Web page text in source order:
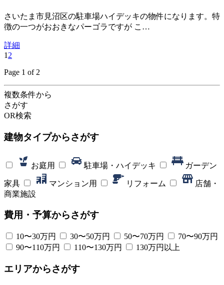
さいたま市見沼区の駐車場ハイデッキの物件になります。特
徴の一つがおおきなパーゴラですが こ…
詳細
1 2
Page 1 of 2
複数条件から
さがす
OR検索
建物タイプからさがす
お庭用 駐車場・ハイデッキ ガーデン
家具 マンション用 リフォーム
店舗・
商業施設
費用・予算からさがす
10〜30万円 30〜50万円 50〜70万円
70〜90万円
90〜110万円
110〜130万円 130万円以上
エリアからさがす